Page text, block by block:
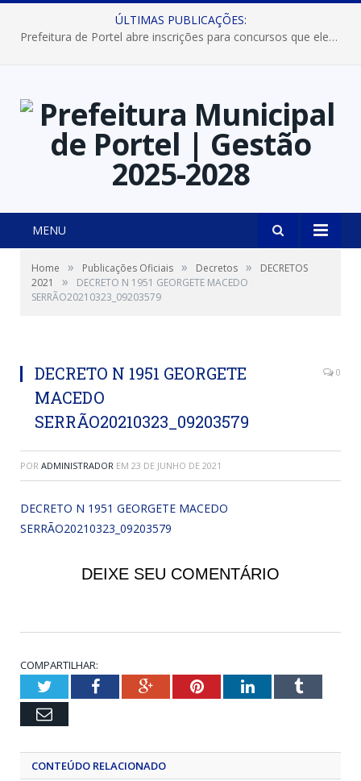
ÚLTIMAS PUBLICAÇÕES:
Prefeitura de Portel abre inscrições para concursos que elegerão os destaques do Verão 2026
MENU
Home » Publicações Oficiais » Decretos »
DECRETOS
2021
»
DECRETO N 1951 GEORGETE MACEDO
SERRÃO20210323_09203579
DECRETO N 1951 GEORGETE
MACEDO
SERRÃO20210323_09203579
0
POR ADMINISTRADOR EM 23 DE JUNHO DE 2021
DECRETO N 1951 GEORGETE MACEDO
SERRÃO20210323_09203579
DEIXE SEU COMENTÁRIO
COMPARTILHAR:
TwitterFacebookGoogle+PinterestLinkedInTumblr
Email
CONTEÚDO RELACIONADO